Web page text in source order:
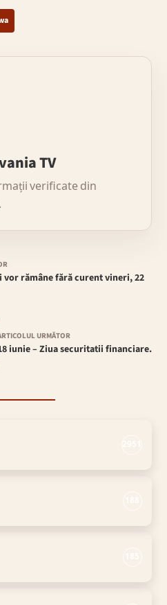
TV
verificate din
vor rămâne fără curent vineri, 22
URMĂTOR
iunie – Ziua securitatii financiare.